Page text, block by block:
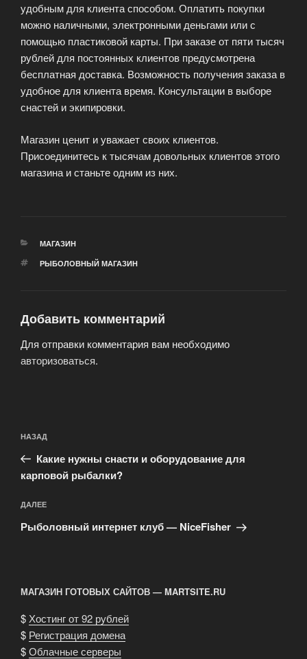
удобным для клиента способом. Оплатить покупки
можно наличными, электронными деньгами или с
помощью пластиковой карты. При заказе от пяти тысяч
рублей для постоянных клиентов предусмотрена
бесплатная доставка. Возможность получения заказа в
удобное для клиента время. Консультации в выборе
снастей и экипировки.
Магазин ценит и уважает своих клиентов.
Присоединитесь к тысячам довольных клиентов этого
магазина и станьте одним из них.
РУБРИКИ
МАГАЗИН
МЕТКИ
РЫБОЛОВНЫЙ МАГАЗИН
Добавить комментарий
Для отправки комментария вам необходимо
авторизоваться.
по
записям
Предыдущая
запись:
НАЗАД
Какие нужны снасти и оборудование для
карповой рыбалки?
Следующая
запись
ДАЛЕЕ
Рыболовный интернет клуб — NiceFisher
МАГАЗИН ГОТОВЫХ САЙТОВ — MARTSITE.RU
$ Хостинг от 92 рублей
$ Регистрация домена
$Облачные серверы